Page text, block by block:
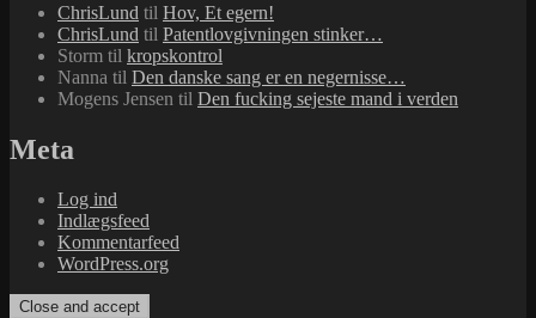
ChrisLund til Hov, Et egern!
ChrisLund til Patentlovgivningen stinker…
Storm til kropskontrol
Nanna til Den danske sang er en negernisse…
Mogens Jensen til Den fucking sejeste mand i verden
Meta
Log ind
Indlægsfeed
Kommentarfeed
WordPress.org